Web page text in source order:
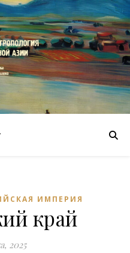
ИМПЕРИЯ
край
2025